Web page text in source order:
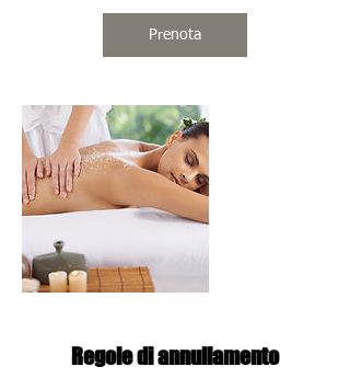
Prenota
Regole di annullamento